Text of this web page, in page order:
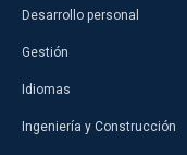
Desarrollo personal
Gestión
Idiomas
Ingeniería y Construcción